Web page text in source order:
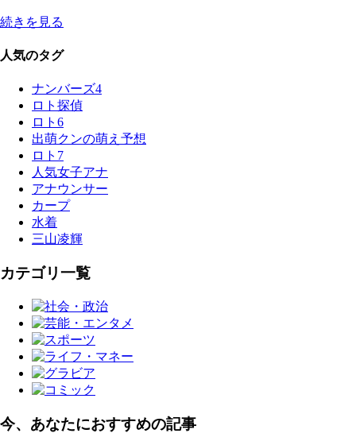
続きを見る
人気のタグ
ナンバーズ4
ロト探偵
ロト6
出萌クンの萌え予想
ロト7
人気女子アナ
アナウンサー
カープ
水着
三山凌輝
カテゴリ一覧
今、あなたにおすすめの記事